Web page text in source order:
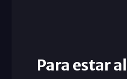
Para estar